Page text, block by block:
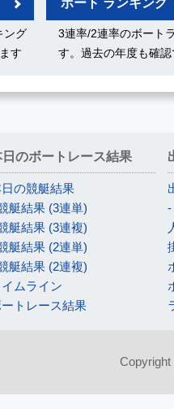
ング
す
ボート ランキング
3連率/2連率のボート
す。過去の年度も確
日のボートレース結果
の競艇結果
艇結果 (3連単)
艇結果 (3連複)
艇結果 (2連単)
艇結果 (2連複)
イムライン
ートレース結果
-